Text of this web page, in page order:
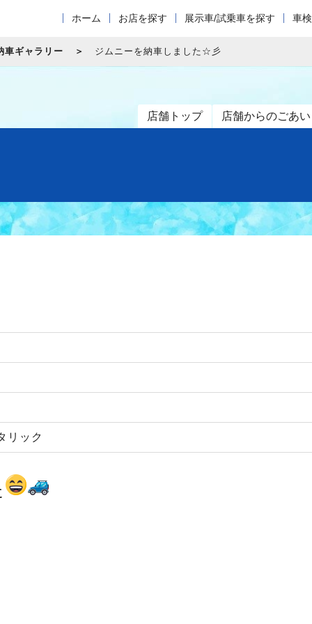
ホーム お店を探す 展示車/試乗車を探す 車
車ギャラリー ジムニーを納車しました☆彡
店舗トップ 店舗からのごあ
リック